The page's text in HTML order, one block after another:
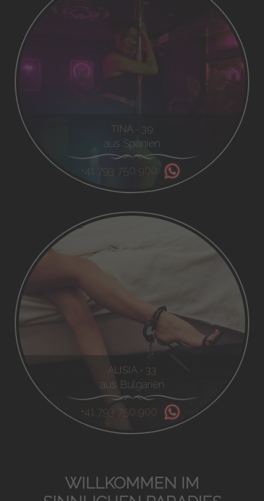
TINA - 39
aus Spanien
+41 793 750 900
ALISIA - 33
aus Bulgarien
+41 793 750 900
WILLKOMMEN IM